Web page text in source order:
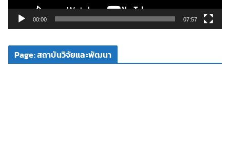
ดี
โ
00:00 07:57
Page: สถาบันวิจัยและพัฒนา